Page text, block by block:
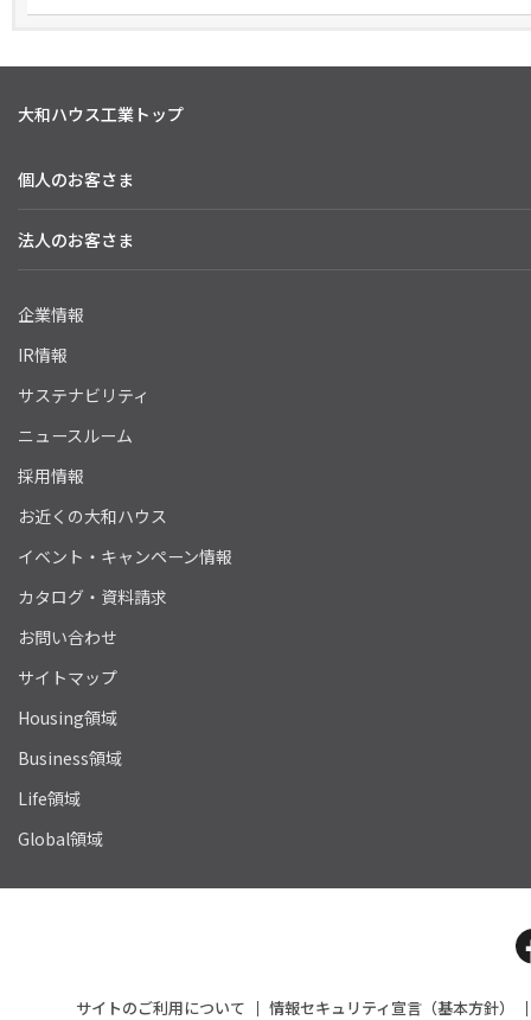
大和ハウス工業トップ
個人のお客さま
法人のお客さま
企業情報
IR情報
サステナビリティ
ニュースルーム
採用情報
お近くの大和ハウス
イベント・キャンペーン情報
カタログ・資料請求
お問い合わせ
サイトマップ
Housing領域
Business領域
Life領域
Global領域
サイトのご利用について 情報セキュリティ宣言（基本方針）